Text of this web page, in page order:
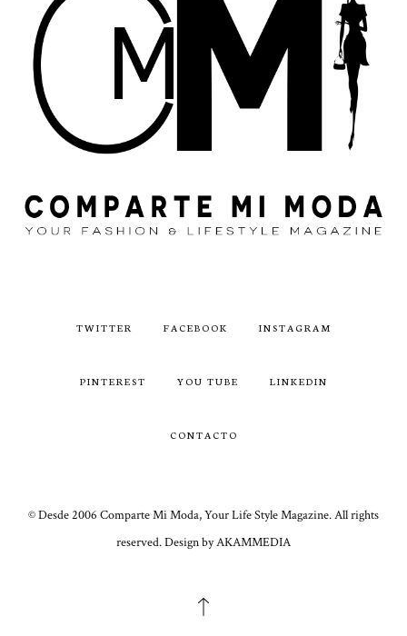
TWITTER FACEBOOK INSTAGRAM
PINTEREST YOU TUBE LINKEDIN
CONTACTO
© Desde 2006 Comparte Mi Moda, Your Life Style Magazine. All rights
reserved. Design by AKAMMEDIA